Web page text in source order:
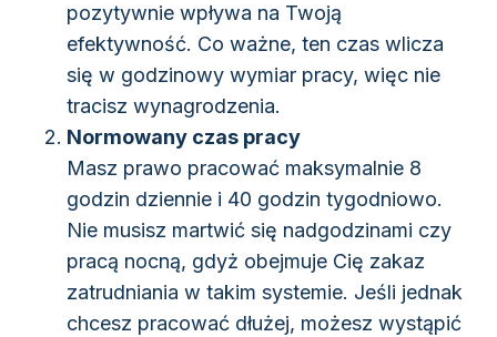
pozytywnie wpływa na Twoją
efektywność. Co ważne, ten czas wlicza
się w godzinowy wymiar pracy, więc nie
tracisz wynagrodzenia.
Normowany czas pracy
Masz prawo pracować maksymalnie 8
godzin dziennie i 40 godzin tygodniowo.
Nie musisz martwić się nadgodzinami czy
pracą nocną, gdyż obejmuje Cię zakaz
zatrudniania w takim systemie. Jeśli jednak
chcesz pracować dłużej, możesz wystąpić